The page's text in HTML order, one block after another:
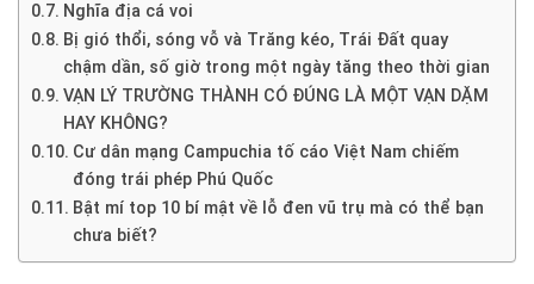
Nghĩa địa cá voi
Bị gió thổi, sóng vỗ và Trăng kéo, Trái Đất quay
chậm dần, số giờ trong một ngày tăng theo thời gian
VẠN LÝ TRƯỜNG THÀNH CÓ ĐÚNG LÀ MỘT VẠN DẶM
HAY KHÔNG?
Cư dân mạng Campuchia tố cáo Việt Nam chiếm
đóng trái phép Phú Quốc
Bật mí top 10 bí mật về lỗ đen vũ trụ mà có thể bạn
chưa biết?